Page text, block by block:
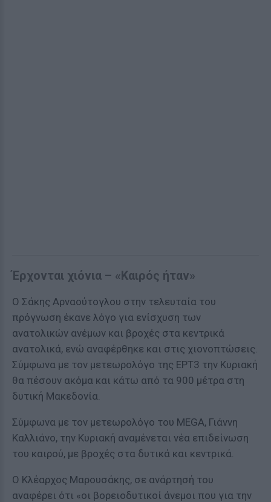
Έρχονται χιόνια – «Καιρός ήταν»
Ο Σάκης Αρναούτογλου στην τελευταία του
πρόγνωση έκανε λόγο για ενίσχυση των
ανατολικών ανέμων και βροχές στα κεντρικά
ανατολικά, ενώ αναφέρθηκε και στις χιονοπτώσεις.
Σύμφωνα με τον μετεωρολόγο της ΕΡΤ3 την Κυριακή
θα πέσουν ακόμα και κάτω από τα 900 μέτρα στη
δυτική Μακεδονία.
Σύμφωνα με τον μετεωρολόγο του MEGA, Γιάννη
Καλλιάνο, την Κυριακή αναμένεται νέα επιδείνωση
του καιρού, με βροχές στα δυτικά και κεντρικά.
Ο Κλέαρχος Μαρουσάκης, σε ανάρτησή του
αναφέρει ότι «οι βορειοδυτικοί άνεμοι που για την